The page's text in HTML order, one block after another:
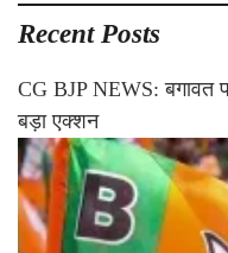
Recent Posts
CG BJP NEWS: बगावत
बड़ा एक्शन